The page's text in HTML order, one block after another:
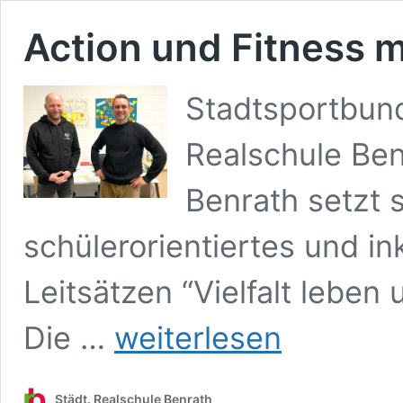
Action und Fitness
Realschule
Benrath setzt
schülerorientiertes und
Leitsätzen “Vielfalt leben
Die …
und
dem
weiterlesen
Städt. Realschule Benrath